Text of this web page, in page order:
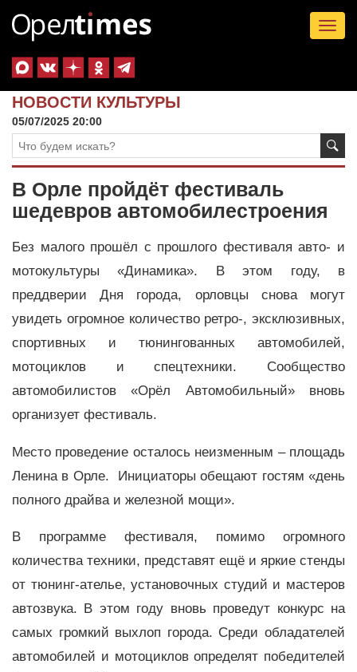
НОВОСТИ КУЛЬТУРЫ
05/07/2025 20:00
В Орле пройдёт фестиваль
шедевров автомобилестроения
Без малого прошёл с прошлого фестиваля авто- и
мотокультуры «Динамика». В этом году, в
преддверии Дня города, орловцы снова могут
увидеть огромное количество ретро-, эксклюзивных,
спортивных и тюнингованных автомобилей,
мотоциклов и спецтехники. Сообщество
автомобилистов «Орёл Автомобильный» вновь
организует фестиваль.
Место проведение осталось неизменным – площадь
Ленина в Орле. Инициаторы обещают гостям «день
полного драйва и железной мощи».
В программе фестиваля, помимо огромного
количества техники, представят ещё и яркие стенды
от тюнинг-ателье, установочных студий и мастеров
автозвука. В этом году вновь проведут конкурс на
самых громкий выхлоп города. Среди обладателей
автомобилей и мотоциклов определят победителей